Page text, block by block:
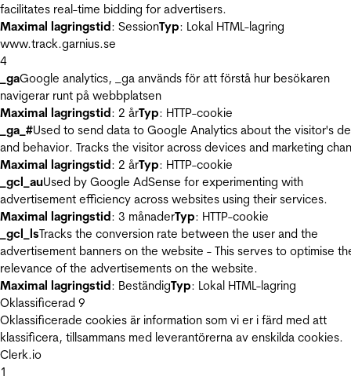
facilitates real-time bidding for advertisers.
Maximal lagringstid: SessionTyp: Lokal HTML-lagring
www.track.garnius.se
4
_gaGoogle analytics, _ga används för att förstå hur besökaren
navigerar runt på webbplatsen
Maximal lagringstid: 2 årTyp: HTTP-cookie
_ga_#Used to send data to Google Analytics about the visitor's
and behavior. Tracks the visitor across devices and marketing
Maximal lagringstid: 2 årTyp: HTTP-cookie
_gcl_auUsed by Google AdSense for experimenting with
advertisement efficiency across websites using their services.
Maximal lagringstid: 3 månaderTyp: HTTP-cookie
_gcl_lsTracks the conversion rate between the user and the
advertisement banners on the website - This serves to optimise
relevance of the advertisements on the website.
Maximal lagringstid: BeständigTyp: Lokal HTML-lagring
Oklassificerad 9
Oklassificerade cookies är information som vi er i färd med att
klassificera, tillsammans med leverantörerna av enskilda cookies.
Clerk.io
1